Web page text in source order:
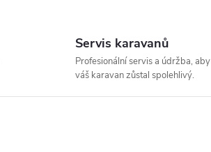
Servis karavanů
Profesionální servis a údržba, aby
váš karavan zůstal spolehlivý.